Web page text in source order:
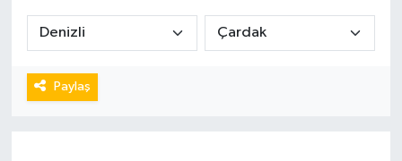
Paylaş
Spor
Turizm
Tüm Manşetler
Son Dakika Haberleri